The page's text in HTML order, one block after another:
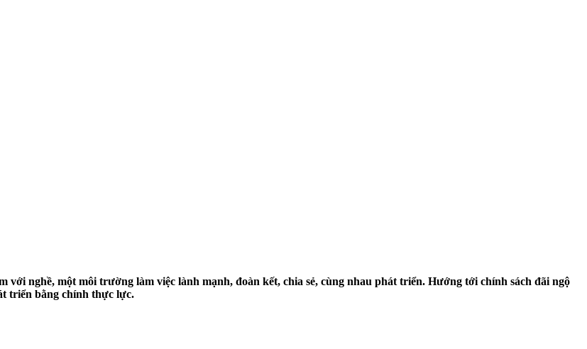
với nghề, một môi trường làm việc lành mạnh, đoàn kết, chia sẻ, cùng nhau phát triển. Hướng tới chính sách đãi ngộ
triển bằng chính thực lực.